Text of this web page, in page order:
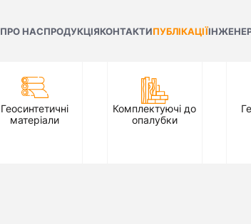
ПРО НАСПРОДУКЦІЯКОНТАКТИПУБЛІКАЦІЇ
Геосинтетичні
матеріали
Комплектуючі до
опалубки